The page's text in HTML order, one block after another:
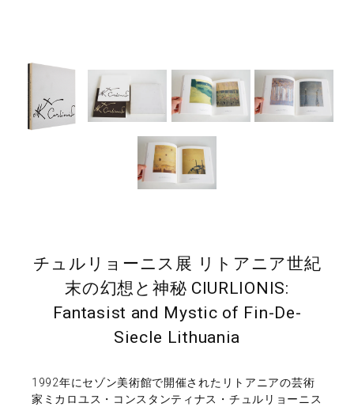
チュルリョーニス展 リトアニア世紀
末の幻想と神秘 CIURLIONIS:
Fantasist and Mystic of Fin-De-
Siecle Lithuania
1992年にセゾン美術館で開催されたリトアニアの芸術
家ミカロユス・コンスタンティナス・チュルリョーニス